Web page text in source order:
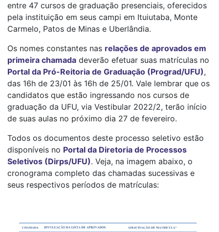
entre 47 cursos de graduação presenciais, oferecidos
pela instituição em seus campi em Ituiutaba, Monte
Carmelo, Patos de Minas e Uberlândia.
Os nomes constantes nas relações de aprovados em
primeira chamada deverão efetuar suas matrículas no
Portal da Pró-Reitoria de Graduação (Prograd/UFU),
das 16h de 23/01 às 16h de 25/01. Vale lembrar que os
candidatos que estão ingressando nos cursos de
graduação da UFU, via Vestibular 2022/2, terão início
de suas aulas no próximo dia 27 de fevereiro.
Todos os documentos deste processo seletivo estão
disponíveis no Portal da Diretoria de Processos
Seletivos (Dirps/UFU). Veja, na imagem abaixo, o
cronograma completo das chamadas sucessivas e
seus respectivos períodos de matrículas: